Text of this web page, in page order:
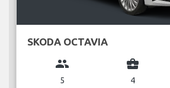
SKODA OCTAVIA
group
5
business_center
4